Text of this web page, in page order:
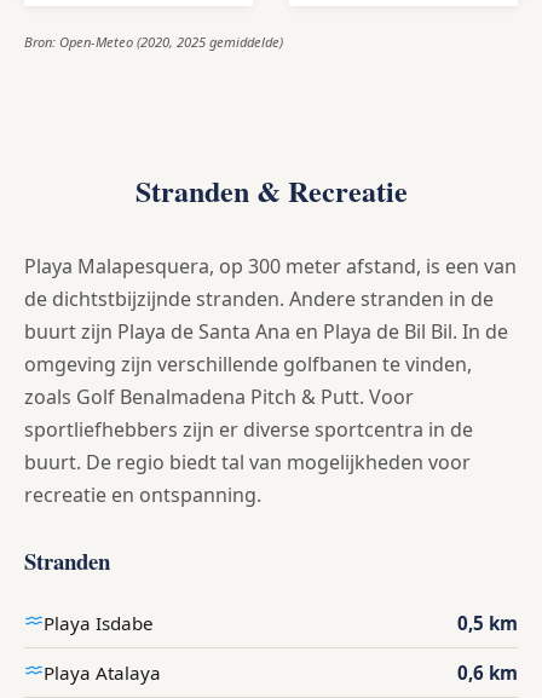
Bron: Open-Meteo (2020, 2025 gemiddelde)
Stranden & Recreatie
Playa Malapesquera, op 300 meter afstand, is een van
de dichtstbijzijnde stranden. Andere stranden in de
buurt zijn Playa de Santa Ana en Playa de Bil Bil. In de
omgeving zijn verschillende golfbanen te vinden,
zoals Golf Benalmadena Pitch & Putt. Voor
sportliefhebbers zijn er diverse sportcentra in de
buurt. De regio biedt tal van mogelijkheden voor
recreatie en ontspanning.
Stranden
Playa Isdabe 0,5 km
Playa Atalaya 0,6 km